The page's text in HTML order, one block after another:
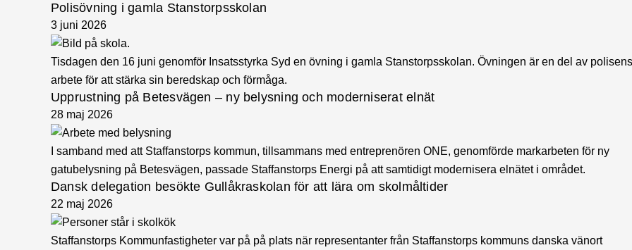
Polisövning i gamla Stanstorpsskolan
3 juni 2026
Tisdagen den 16 juni genomför Insatsstyrka Syd en övning i gamla Stanstorpsskolan. Övningen är en del av polisens
arbete för att stärka sin beredskap och förmåga.
Upprustning på Betesvägen – ny belysning och moderniserat elnät
28 maj 2026
I samband med att Staffanstorps kommun, tillsammans med entreprenören ONE, genomförde markarbeten för ny
gatubelysning på Betesvägen, passade Staffanstorps Energi på att samtidigt modernisera elnätet i området.
Dansk delegation besökte Gullåkraskolan för att lära om skolmåltider
22 maj 2026
Staffanstorps Kommunfastigheter var på på plats när representanter från Staffanstorps kommuns danska vänort